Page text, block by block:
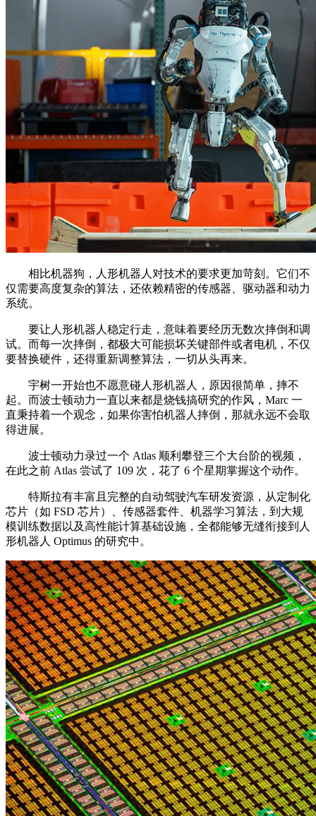
相比机器狗，人形机器人对技术的要求更加苛刻。它们不
仅需要高度复杂的算法，还依赖精密的传感器、驱动器和动力
系统。
要让人形机器人稳定行走，意味着要经历无数次摔倒和调
试。而每一次摔倒，都极大可能损坏关键部件或者电机，不仅
要替换硬件，还得重新调整算法，一切从头再来。
宇树一开始也不愿意碰人形机器人，原因很简单，摔不
起。而波士顿动力一直以来都是烧钱搞研究的作风，Marc 一
直秉持着一个观念，如果你害怕机器人摔倒，那就永远不会取
得进展。
波士顿动力录过一个 Atlas 顺利攀登三个大台阶的视频，
在此之前 Atlas 尝试了 109 次，花了 6 个星期掌握这个动作。
特斯拉有丰富且完整的自动驾驶汽车研发资源，从定制化
芯片（如 FSD 芯片）、传感器套件、机器学习算法，到大规
模训练数据以及高性能计算基础设施，全都能够无缝衔接到人
形机器人 Optimus 的研究中。